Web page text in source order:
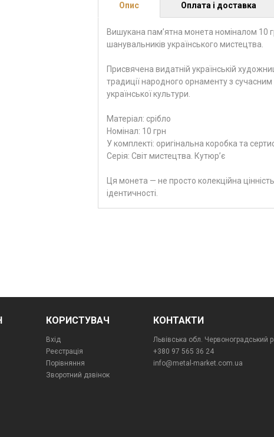
Опис Оплата і доставка
Вишукана пам’ятна монета номіналом 10
шанувальників українського мистецтва.
Присвячена видатній українській
традиції народного орнаменту з
української культури.
Матеріал: срібло
Номінал: 10 грн
У комплекті: оригінальна коробка та
Серія: Світ мистецтва. Кутюр’є
Ця монета — не просто колекційна
ідентичності.
КОРИСТУВАЧ
Вхід
Реєстрація
Порівняння
Зворотний дзвінок
КОНТАКТИ
Львівська обл. Червоноградський
+380 97 565 36 24
info@metal-market.com.ua